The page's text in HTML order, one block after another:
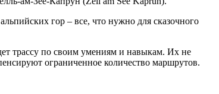
гор – все, что нужно для сказочного
трассу по своим умениям и навыкам. Их не
ограниченное количество маршрутов.